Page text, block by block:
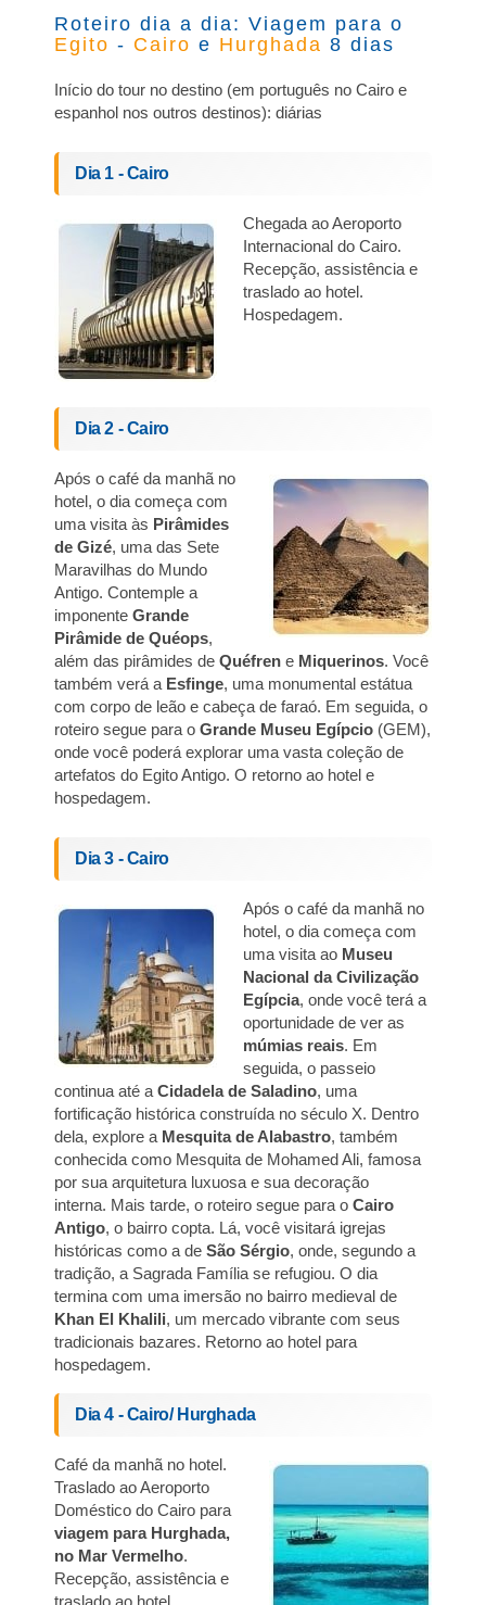
Roteiro dia a dia: Viagem para o
Egito - Cairo e Hurghada 8 dias
Início do tour no destino (em português no Cairo e
espanhol nos outros destinos): diárias
Dia 1 - Cairo
Chegada ao Aeroporto
Internacional do Cairo.
Recepção, assistência e
traslado ao hotel.
Hospedagem.
Dia 2 - Cairo
Após o café da manhã no
hotel, o dia começa com
uma visita às Pirâmides
de Gizé, uma das Sete
Maravilhas do Mundo
Antigo. Contemple a
imponente Grande
Pirâmide de Quéops,
além das pirâmides de Quéfren e Miquerinos. Você
também verá a Esfinge, uma monumental estátua
com corpo de leão e cabeça de faraó. Em seguida, o
roteiro segue para o Grande Museu Egípcio (GEM),
onde você poderá explorar uma vasta coleção de
artefatos do Egito Antigo. O retorno ao hotel e
hospedagem.
Dia 3 - Cairo
Após o café da manhã no
hotel, o dia começa com
uma visita ao Museu
Nacional da Civilização
Egípcia, onde você terá a
oportunidade de ver as
múmias reais. Em
seguida, o passeio
continua até aCidadela de Saladino, uma
fortificação histórica construída no século X. Dentro
dela, explore a Mesquita de Alabastro, também
conhecida como Mesquita de Mohamed Ali, famosa
por sua arquitetura luxuosa e sua decoração
interna. Mais tarde, o roteiro segue para o Cairo
Antigo, o bairro copta. Lá, você visitará igrejas
históricas como a de São Sérgio, onde, segundo a
tradição, a Sagrada Família se refugiou. O dia
termina com uma imersão no bairro medieval de
Khan El Khalili, um mercado vibrante com seus
tradicionais bazares. Retorno ao hotel para
hospedagem.
Dia 4 - Cairo/ Hurghada
Café da manhã no hotel.
Traslado ao Aeroporto
Doméstico do Cairo para
viagem para Hurghada,
no Mar Vermelho.
Recepção, assistência e